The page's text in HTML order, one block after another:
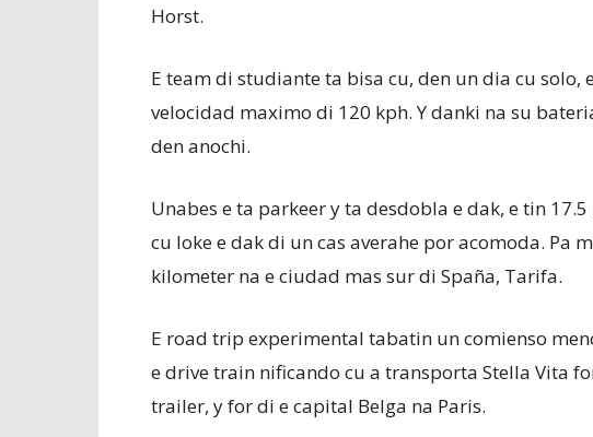
Horst.
E team di studiante ta bisa cu, den un dia cu
velocidad maximo di 120 kph. Y danki na su
den anochi.
Unabes e ta parkeer y ta desdobla e dak, e tin 17.5
cu loke e dak di un cas averahe por acomoda. Pa
kilometer na e ciudad mas sur di Spaña, Tarifa.
E road trip experimental tabatin un comienso
e drive train nificando cu a transporta Stella Vita
trailer, y for di e capital Belga na Paris.